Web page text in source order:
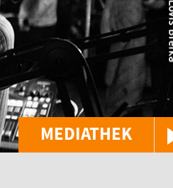
MEDIATHEK